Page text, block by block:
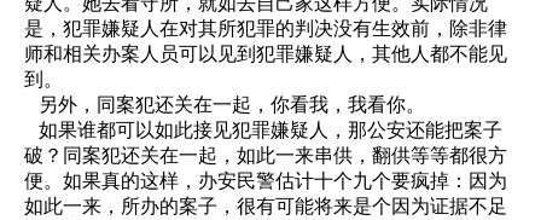
是，犯罪嫌疑人在对其所犯罪的判决没有生效前，除非律
师和相关办案人员可以见到犯罪嫌疑人，其他人都不能见
到。
另外，同案犯还关在一起，你看我，我看你。
如果谁都可以如此接见犯罪嫌疑人，那公安还能把案子
破？同案犯还关在一起，如此一来串供，翻供等等都很方
便。如果真的这样，办安民警估计十个九个要疯掉：因为
如此一来，所办的案子，很有可能将来是个因为证据不足